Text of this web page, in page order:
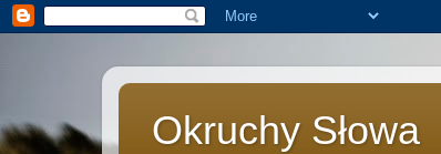
Okruchy Słowa